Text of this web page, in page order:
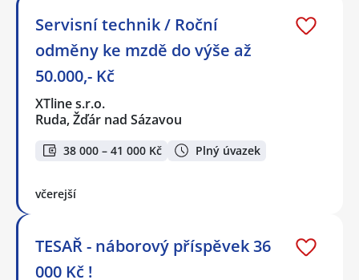
Servisní technik / Roční
odměny ke mzdě do výše až
50.000,- Kč
XTline s.r.o.
Ruda, Žďár nad Sázavou
38 000 – 41 000 Kč Plný úvazek
včerejší
TESAŘ - náborový příspěvek 36
000 Kč !